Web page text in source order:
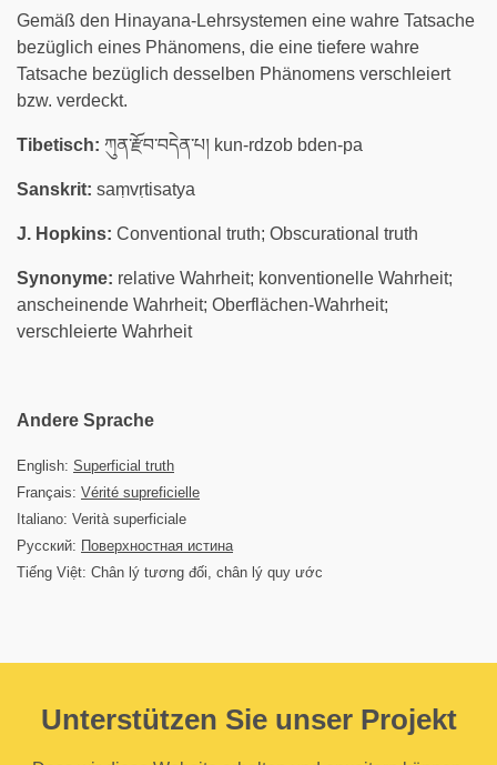
Gemäß den Hinayana-Lehrsystemen eine wahre Tatsache
bezüglich eines Phänomens, die eine tiefere wahre
Tatsache bezüglich desselben Phänomens verschleiert
bzw. verdeckt.
Tibetisch: ཀུན་རྫོབ་བདེན་པ། kun-rdzob bden-pa
Sanskrit: saṃvṛtisatya
J. Hopkins: Conventional truth; Obscurational truth
Synonyme: relative Wahrheit; konventionelle Wahrheit;
anscheinende Wahrheit; Oberflächen-Wahrheit;
verschleierte Wahrheit
Andere Sprache
English: Superficial truth
Français: Vérité supreficielle
Italiano: Verità superficiale
Русский: Поверхностная истина
Tiếng Việt: Chân lý tương đối, chân lý quy ước
Unterstützen Sie unser Projekt